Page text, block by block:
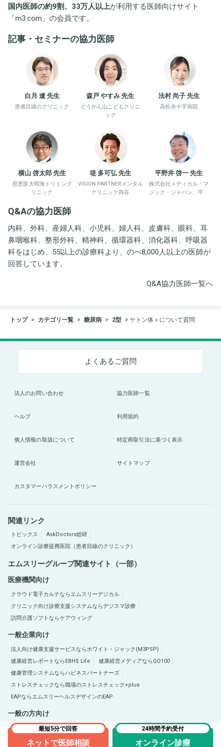
国内医師の約9割、33万人以上が利用する医師向けサイト
「m3.com 」の会員です。
記事・セミナーの協力医師
白月 遼 先生
患者目線のクリニック
森戸 やすみ 先生
どうかん山こどもクリニ
ック
法村 尚子 先生
高松赤十字病院
横山 啓太郎 先生
慈恵医大晴海トリトンク
リニック
堤 多可弘 先生
VISION PARTNERメンタル
クリニック四谷
平野井 啓一 先生
株式会社メディカル・マ
ジック・ジャパン、平野
Q&Aの協力医師
内科、外科、産婦人科、小児科、婦人科、皮膚科、眼科、耳
鼻咽喉科、整形外科、精神科、循環器科、消化器科、呼吸器
科をはじめ、55以上の診療科より、のべ8,000人以上の医師が
回答しています。
Q&A協力医師一覧へ
トップ カテゴリ一覧 糖尿病 2型 ケトン体＋について質問
最短5分で回答
ネットで医師相談
24時間予約受付
オンライン診療
よくあるご質問
法人のお問い合わせ 協力医師一覧
ヘルプ 利用規約
個人情報の取扱について 特定商取引法に基づく表示
運営会社 サイトマップ
カスタマーハラスメントポリシー
関連リンク
トピックス
AskDoctors総研
オンライン診療提携医院（患者目線のクリニック）
エムスリーグループ関連サイト（一部）
医療機関向け
クラウド電子カルテならエムスリーデジカル
クリニック向け診療支援システムならデジスマ診療
訪問介護ソフトならケアウィング
一般企業向け
法人向け健康支援サービスならホワイト・ジャック(M3PSP)
健康経営レポートならEBHS Life
健康経営メディアならGO100
健康管理システムならハピネスパートナーズ
ストレスチェックなら職場のストレスチェック+plus
EAPならエムスリーヘルスデザインのEAP
一般の方向け
医療総合サイトQLife（キューライフ） 肥満症総合サイトならひまんラボ